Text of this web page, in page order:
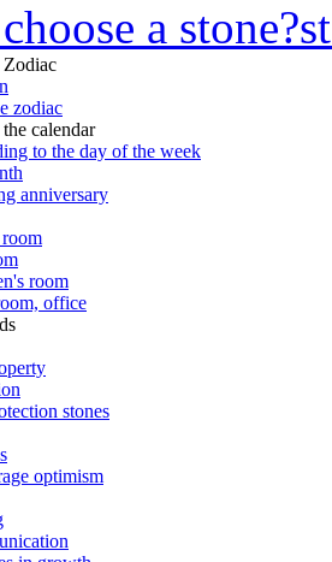
a stone?
zodiac
calendar
to the day of the week
anniversary
room
office
stones
optimism